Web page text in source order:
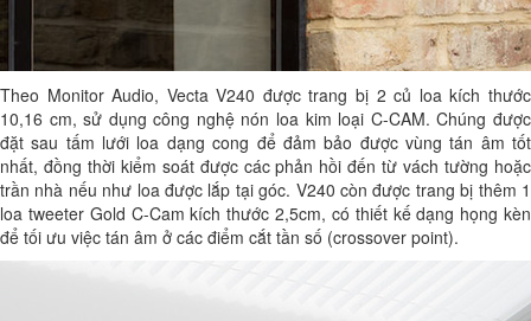
Theo Monitor Audio, Vecta V240 được trang bị 2 củ loa kích thước
10,16 cm, sử dụng công nghệ nón loa kim loại C-CAM. Chúng được
đặt sau tấm lưới loa dạng cong để đảm bảo được vùng tán âm tốt
nhất, đồng thời kiểm soát được các phản hồi đến từ vách tường hoặc
trần nhà nếu như loa được lắp tại góc. V240 còn được trang bị thêm 1
loa tweeter Gold C-Cam kích thước 2,5cm, có thiết kế dạng họng kèn
để tối ưu việc tán âm ở các điểm cắt tần số (crossover point).